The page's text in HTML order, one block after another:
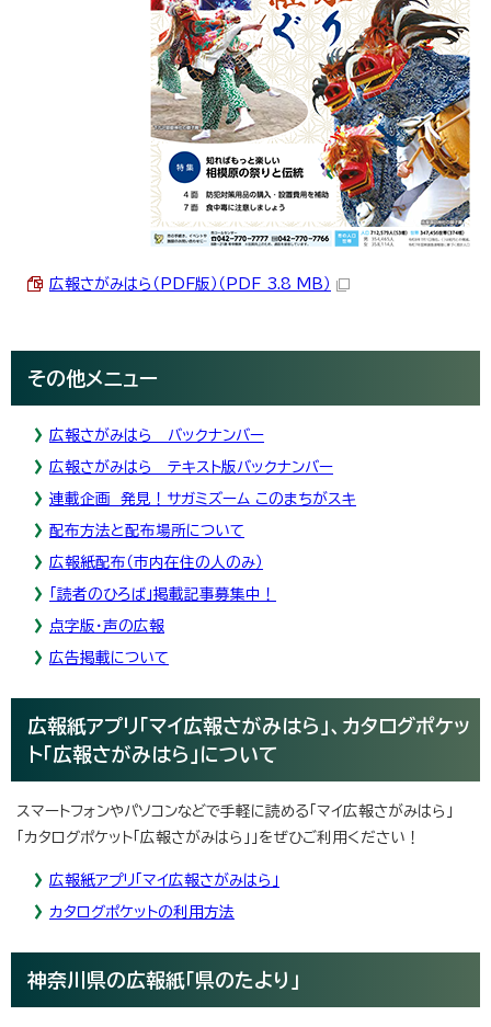
広報さがみはら（PDF版）（PDF 3.8 MB）
その他メニュー
広報さがみはら バックナンバー
広報さがみはら テキスト版バックナンバー
連載企画 発見！サガミズーム このまちがスキ
配布方法と配布場所について
広報紙配布（市内在住の人のみ）
「読者のひろば」掲載記事募集中！
点字版・声の広報
広告掲載について
広報紙アプリ「マイ広報さがみはら」、カタログポケッ
ト「広報さがみはら」について
スマートフォンやパソコンなどで手軽に読める「マイ広報さがみはら」
「カタログポケット「広報さがみはら」」をぜひご利用ください！
広報紙アプリ「マイ広報さがみはら」
カタログポケットの利用方法
神奈川県の広報紙「県のたより」